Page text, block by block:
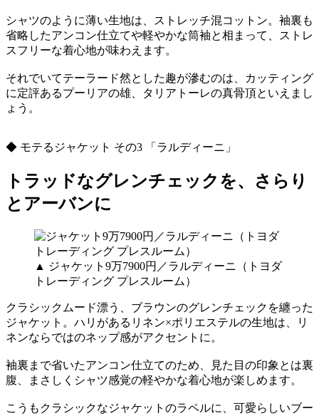
シャツのように薄い生地は、ストレッチ混コットン。袖裏も
省略したアンコン仕立てや軽やかな筒袖と相まって、ストレ
スフリーな着心地が味わえます。
それでいてテーラード然とした趣が滲むのは、カッティング
に定評あるプーリアの雄、タリアトーレの真骨頂といえまし
ょう。
◆ モテるジャケット その3 「ラルディーニ」
トラッドなグレンチェックを、さらり
とアーバンに
▲ ジャケット9万7900円／ラルディーニ（トヨダ
トレーディング プレスルーム）
クラシックムード漂う、ブラウンのグレンチェックを纏った
ジャケット。ハリがあるリネン×ポリエステルの生地は、リ
ネンならではのネップ感がアクセントに。
袖裏まで省いたアンコン仕立てのため、見た目の印象とは裏
腹、まさしくシャツ感覚の軽やかな着心地が楽しめます。
こうもクラシックなジャケットのラペルに、可愛らしいブー